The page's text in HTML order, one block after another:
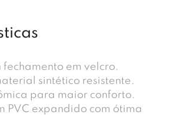
fechamento em velcro.
sintético resistente.
para maior conforto.
PVC expandido com ótima